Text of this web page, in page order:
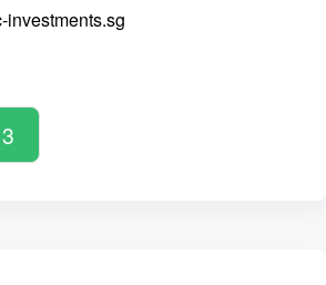
investments.sg
3